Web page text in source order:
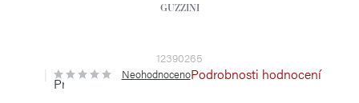
GUZZINI
12390265
Průměrné
hodnocení
NeohodnocenoPodrobnosti hodnocení